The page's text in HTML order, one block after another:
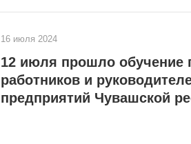
16 июля 2024
12 июля прошло обучение
работников и
предприятий Чувашской